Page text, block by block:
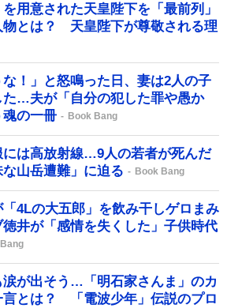
用意された天皇陛下を「最前列」
物とは？ 天皇陛下が尊敬される理
な！」と怒鳴った日、妻は2人の子
た…夫が「自分の犯した罪や愚か
魂の一冊
Book Bang
には高放射線…9人の若者が死んだ
な山岳遭難」に迫る
Book Bang
4Lの大五郎」を飲み干しゲロまみ
井が「感情を失くした」子供時代
が出そう…「明石家さんま」のカ
言とは？ 「電波少年」伝説のプロ